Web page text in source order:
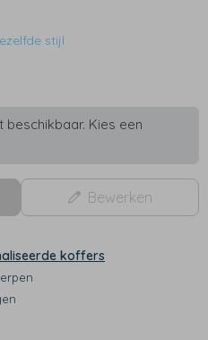
stijl
Kies een
Bewerken
koffers